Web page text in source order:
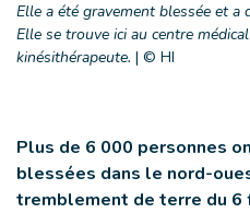
Elle a été gravement blessée et
Elle se trouve ici au centre
kinésithérapeute. | © HI
Plus de 6 000 personnes
blessées dans le nord-
tremblement de terre du 6